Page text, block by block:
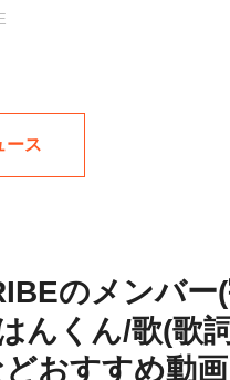
ース
のメンバ
んくん/歌(歌
おすすめ動